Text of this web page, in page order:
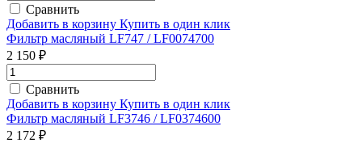
Сравнить
Добавить в корзину Купить в один клик
Фильтр масляный LF747 / LF0074700
2 150 ₽
Сравнить
Добавить в корзину Купить в один клик
Фильтр масляный LF3746 / LF0374600
2 172 ₽